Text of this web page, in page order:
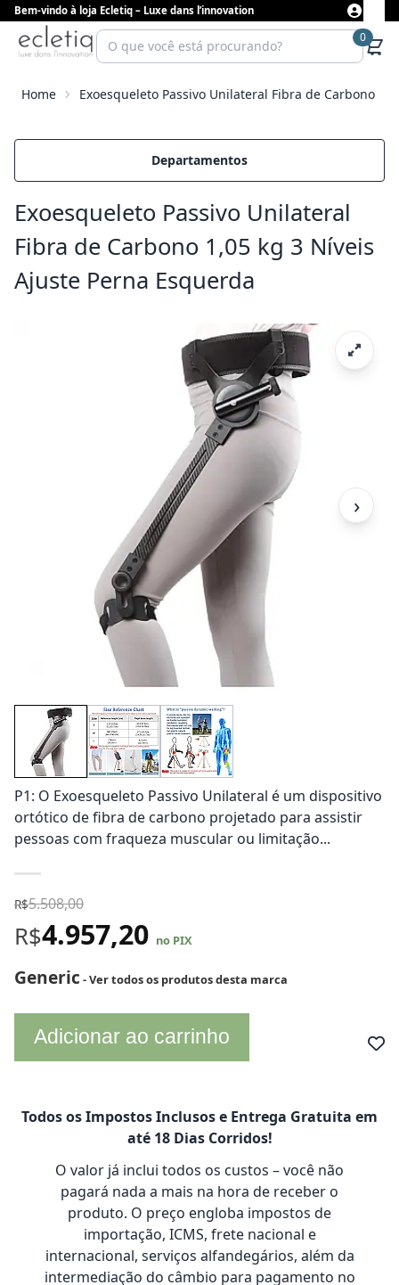
Bem-vindo à loja Ecletiq – Luxe dans l’innovation
0
Home Exoesqueleto Passivo Unilateral Fibra de Carbono
Departamentos
Exoesqueleto Passivo Unilateral
Fibra de Carbono 1,05 kg 3 Níveis
Ajuste Perna Esquerda
›
P1: O Exoesqueleto Passivo Unilateral é um dispositivo
ortótico de fibra de carbono projetado para assistir
pessoas com fraqueza muscular ou limitação...
R$5.508,00
R$4.957,20 no PIX
Generic - Ver todos os produtos desta marca
Adicionar ao carrinho
Todos os Impostos Inclusos e Entrega Gratuita em
até 18 Dias Corridos!
O valor já inclui todos os custos – você não
pagará nada a mais na hora de receber o
produto. O preço engloba impostos de
importação, ICMS, frete nacional e
internacional, serviços alfandegários, além da
intermediação do câmbio para pagamento no